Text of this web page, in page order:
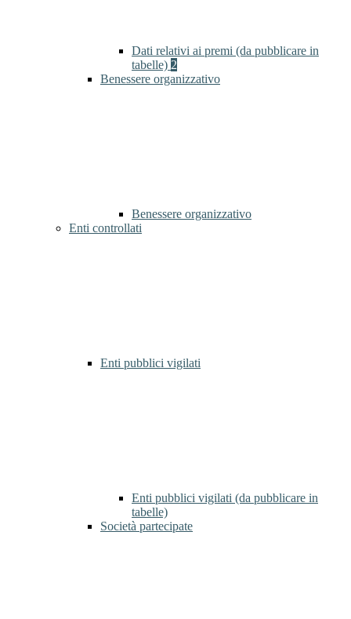
Dati relativi ai premi (da pubblicare in
tabelle) 2
Benessere organizzativo
Benessere organizzativo
Enti controllati
Enti pubblici vigilati
Enti pubblici vigilati (da pubblicare in
tabelle)
Società partecipate